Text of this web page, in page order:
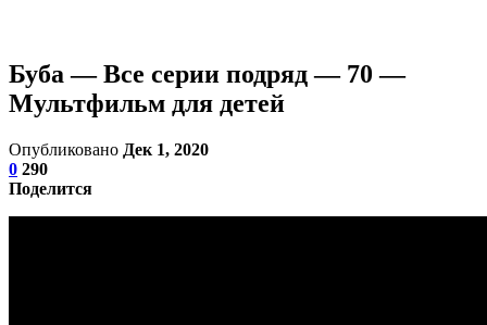
Буба — Все серии подряд — 70 —
Мультфильм для детей
Опубликовано Дек 1, 2020
0 290
Поделится